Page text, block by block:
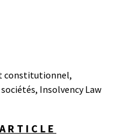
constitutionnel,
, Insolvency Law